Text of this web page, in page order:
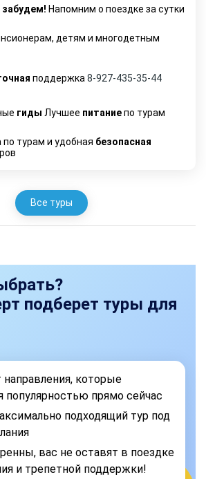
забудем! Напомним о поездке за сутки
детям и многодетным
поддержка 8-927-435-35-44
гиды Лучшее питаниепо турам
по турам и удобная безопасная
Все туры
подберет туры для
которые
популярностью прямо сейчас
подходящий тур под
вас не оставят в поездке
и трепетной поддержки!